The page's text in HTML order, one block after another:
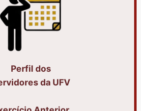
Perfil dos
da UFV